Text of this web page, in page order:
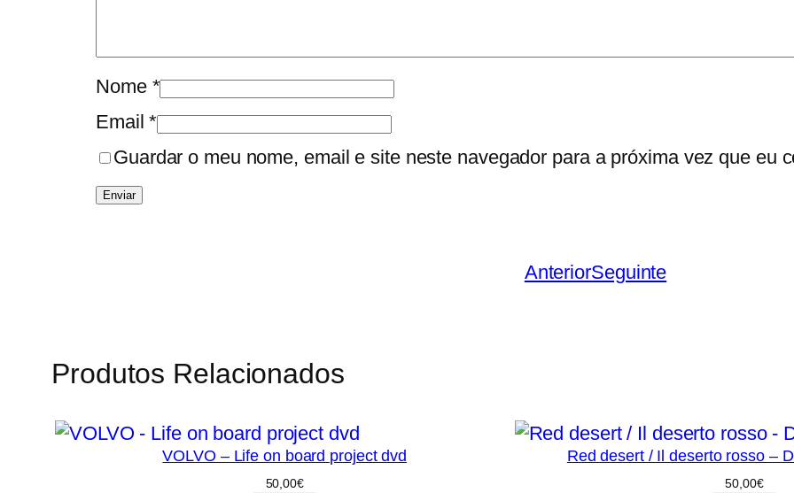
Nome *
Email*
Guardar o meu nome, email e site neste navegador para a próxima vez que eu
AnteriorSeguinte
Produtos Relacionados
VOLVO – Life on board project dvd
50,00€
Red desert / Il deserto rosso –
50,00€